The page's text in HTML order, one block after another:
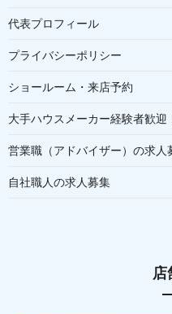
代表プロフィール
プライバシーポリシー
ショールーム・来店予約
大手ハウスメーカー経験者歓迎
営業職（アドバイザー）の求人
自社職人の求人募集
店